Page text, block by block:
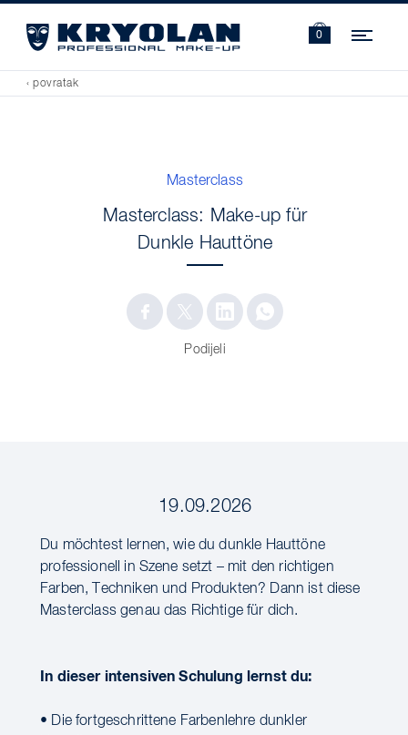
0
‹ povratak
Masterclass
Masterclass: Make-up für
Dunkle Hauttöne
Podijeli
19.09.2026
Du möchtest lernen, wie du dunkle Hauttöne
professionell in Szene setzt – mit den richtigen
Farben, Techniken und Produkten? Dann ist diese
Masterclass genau das Richtige für dich.
In dieser intensiven Schulung lernst du:
• Die fortgeschrittene Farbenlehre dunkler